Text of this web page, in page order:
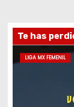
Te has
LIGA MX FEMENIL